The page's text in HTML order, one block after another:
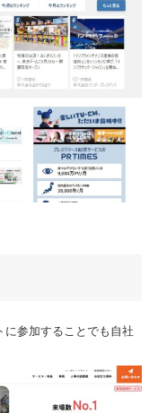
参加することでも自社